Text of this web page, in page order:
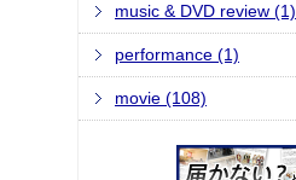
music & DVD review (1)
performance (1)
movie (108)